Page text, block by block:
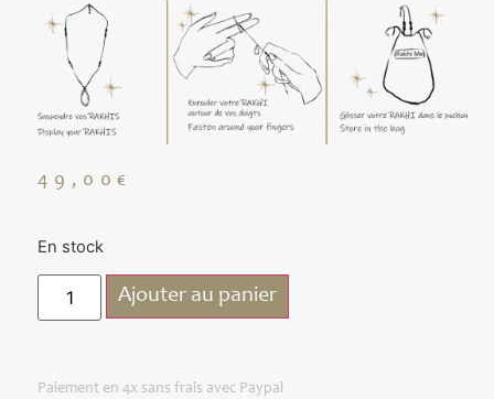
49,00 €
En stock
Ajouter au panier
Paiement en 4x sans frais avec Paypal